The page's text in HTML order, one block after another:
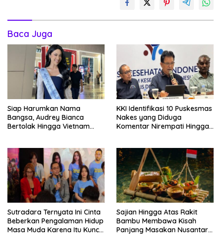
Baca Juga
Siap Harumkan Nama
Bangsa, Audrey Bianca
Bertolak Hingga Vietnam
KKI Identifikasi 10 Puskesmas
Nakes yang Diduga
Komentar Nirempati Hingga
Sutradara Ternyata Ini Cinta
Beberkan Pengalaman Hidup
Masa Muda Karena Itu Kunci
Sajian Hingga Atas Rakit
Bambu Membawa Kisah
Panjang Masakan Nusantara